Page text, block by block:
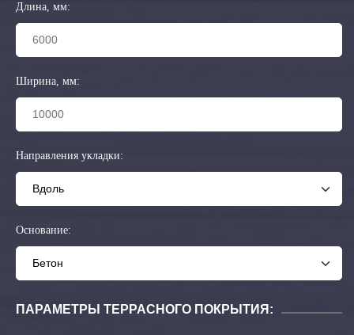
Длина, мм:
Ширина, мм:
Направления укладки:
Основание:
ПАРАМЕТРЫ ТЕРРАСНОГО ПОКРЫТИЯ: